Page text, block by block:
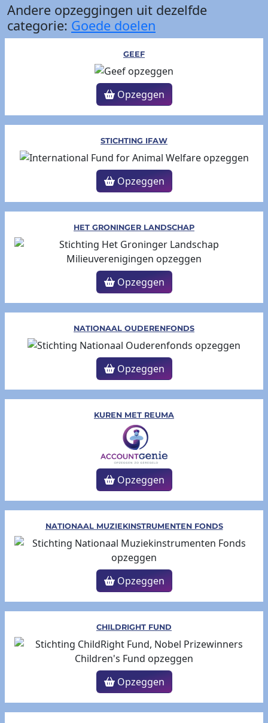
Andere opzeggingen uit dezelfde
categorie: Goede doelen
GEEF
Opzeggen
STICHTING IFAW
Opzeggen
HET GRONINGER LANDSCHAP
Opzeggen
NATIONAAL OUDERENFONDS
Opzeggen
KUREN MET REUMA
Opzeggen
NATIONAAL MUZIEKINSTRUMENTEN FONDS
Opzeggen
CHILDRIGHT FUND
Opzeggen